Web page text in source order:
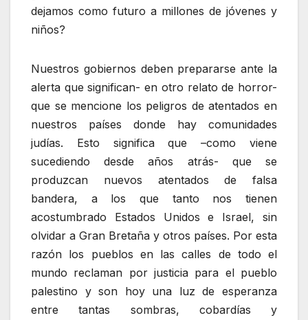
dejamos como futuro a millones de jóvenes y
niños?
Nuestros gobiernos deben prepararse ante la
alerta que significan- en otro relato de horror-
que se mencione los peligros de atentados en
nuestros países donde hay comunidades
judías. Esto significa que –como viene
sucediendo desde años atrás- que se
produzcan nuevos atentados de falsa
bandera, a los que tanto nos tienen
acostumbrado Estados Unidos e Israel, sin
olvidar a Gran Bretaña y otros países. Por esta
razón los pueblos en las calles de todo el
mundo reclaman por justicia para el pueblo
palestino y son hoy una luz de esperanza
entre tantas sombras, cobardías y